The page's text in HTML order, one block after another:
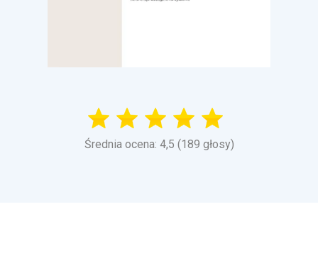
Średnia ocena: 4,5 (189 głosy)